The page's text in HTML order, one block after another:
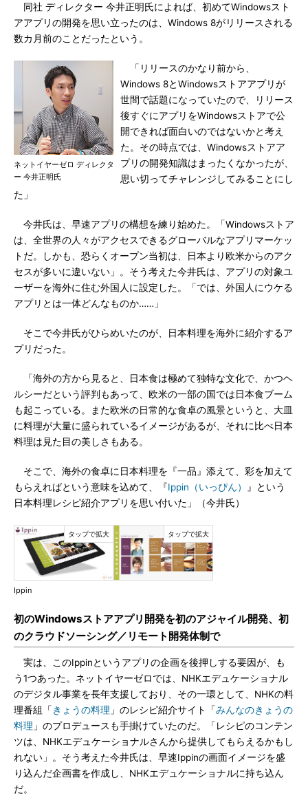
同社 ディレクター 今井正明氏によれば、初めてWindowsスト
アアプリの開発を思い立ったのは、Windows 8がリリースされる
数カ月前のことだったという。
ネットイヤーゼロ ディレクタ
ー 今井正明氏
「リリースのかなり前から、
Windows 8とWindowsストアアプリが
世間で話題になっていたので、リリース
後すぐにアプリをWindowsストアで公
開できれば面白いのではないかと考え
た。その時点では、Windowsストアア
プリの開発知識はまったくなかったが、
思い切ってチャレンジしてみることにし
た」
今井氏は、早速アプリの構想を練り始めた。「Windowsストア
は、全世界の人々がアクセスできるグローバルなアプリマーケッ
トだ。しかも、恐らくオープン当初は、日本より欧米からのアク
セスが多いに違いない」。そう考えた今井氏は、アプリの対象ユ
ーザーを海外に住む外国人に設定した。「では、外国人にウケる
アプリとは一体どんなものか……」
そこで今井氏がひらめいたのが、日本料理を海外に紹介するア
プリだった。
「海外の方から見ると、日本食は極めて独特な文化で、かつヘ
ルシーだという評判もあって、欧米の一部の国では日本食ブーム
も起こっている。また欧米の日常的な食卓の風景というと、大皿
に料理が大量に盛られているイメージがあるが、それに比べ日本
料理は見た目の美しさもある。
そこで、海外の食卓に日本料理を『一品』添えて、彩を加えて
もらえればという意味を込めて、『Ippin（いっぴん）
』という
日本料理レシピ紹介アプリを思い付いた」（今井氏）
Ippin
初のWindowsストアアプリ開発を初のアジャイル開発、初
のクラウドソーシング／リモート開発体制で
実は、このIppinというアプリの企画を後押しする要因が、も
う1つあった。ネットイヤーゼロでは、NHKエデュケーショナル
のデジタル事業を長年支援しており、その一環として、NHKの料
理番組「 きょうの料理 」のレシピ紹介サイト「みんなのきょうの
料理 」のプロデュースも手掛けていたのだ。「レシピのコンテン
ツは、NHKエデュケーショナルさんから提供してもらえるかもし
れない」。そう考えた今井氏は、早速Ippinの画面イメージを盛
り込んだ企画書を作成し、NHKエデュケーショナルに持ち込ん
だ。